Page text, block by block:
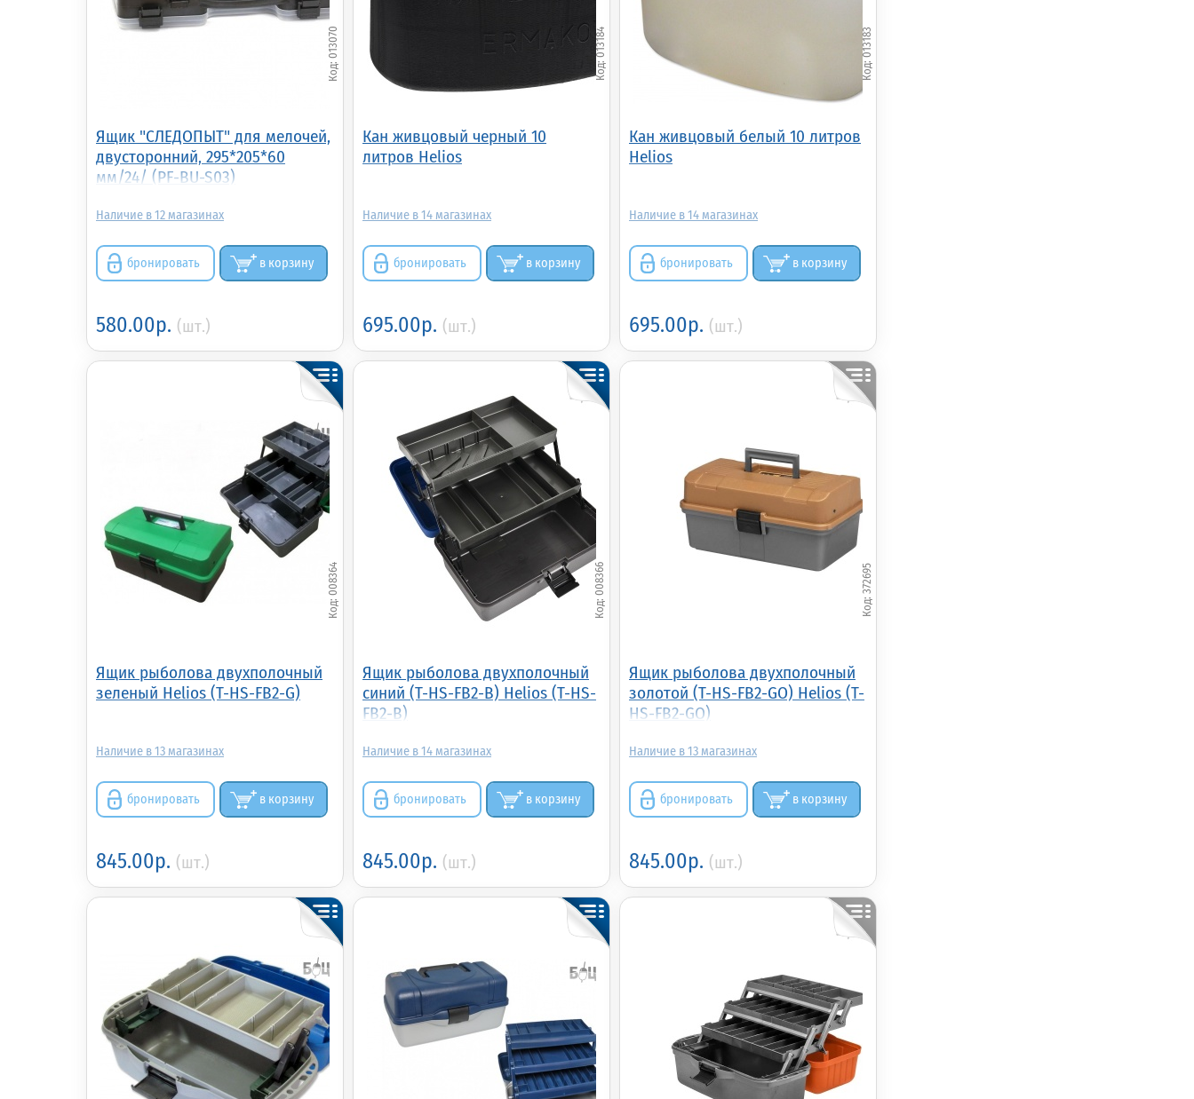
Ящик "СЛЕДОПЫТ" для мелочей,
двусторонний, 295*205*60
мм/24/ (PF-BU-S03)
013070
12
бронировать в корзину
580.00р. (шт.)
Кан живцовый черный 10
литров Helios
013184
14
бронировать в корзину
695.00р. (шт.)
Кан живцовый белый 10 литров
Helios
013183
14
бронировать в корзину
695.00р. (шт.)
Ящик рыболова двухполочный
зеленый Helios (T-HS-FB2-G)
008364
13
бронировать в корзину
845.00р. (шт.)
Ящик рыболова двухполочный
синий (T-HS-FB2-B) Helios (T-HS-
FB2-B)
008366
14
бронировать в корзину
845.00р. (шт.)
Ящик рыболова двухполочный
золотой (T-HS-FB2-GO) Helios (T-
HS-FB2-GO)
372695
13
бронировать в корзину
845.00р. (шт.)